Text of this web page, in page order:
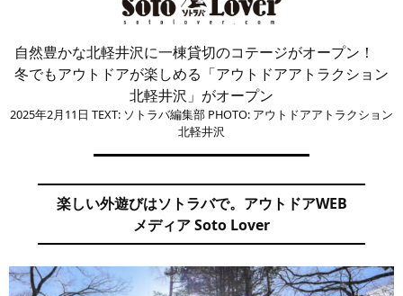
自然豊かな北軽井沢に一棟貸切のコテージがオープン！
冬でもアウトドアが楽しめる「アウトドアアトラクション
北軽井沢」がオープン
2025年2月11日 TEXT: ソトラバ編集部 PHOTO: アウトドアアトラクション
北軽井沢
楽しい外遊びはソトラバで。アウトドアWEB
メディア Soto Lover